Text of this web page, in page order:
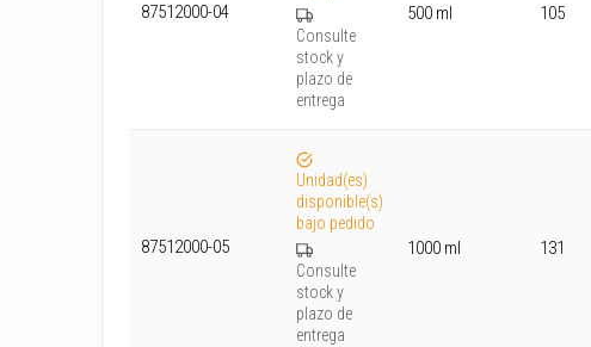
87512000-04
Consulte
stock y
plazo de
entrega
500 ml 105
87512000-05
Unidad(es)
disponible(s)
bajo pedido
Consulte
stock y
plazo de
entrega
1000 ml 131